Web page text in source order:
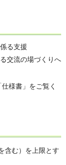
る支援
交流の場づくりへ
様書」をご覧く
含む）を上限とす